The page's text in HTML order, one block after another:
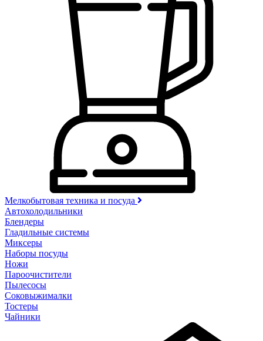
Мелкобытовая техника и посуда
Автохолодильники
Блендеры
Гладильные системы
Миксеры
Наборы посуды
Ножи
Пароочистители
Пылесосы
Соковыжималки
Тостеры
Чайники